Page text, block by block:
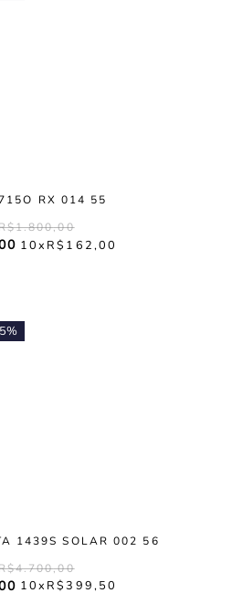
RX 014 55
1.800,00
10 R$ 162,00
1439S SOLAR 002 56
4.700,00
10 R$399,50